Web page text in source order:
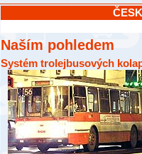
Naším pohledem
Systém trolejbusových